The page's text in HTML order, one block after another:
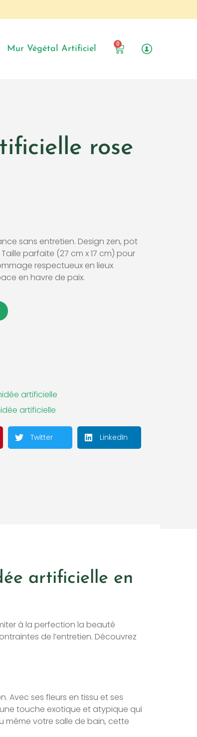
Mur Végétal Artificiel
0
rose
sans entretien. Design zen, pot
parfaite (27 cm x 17 cm) pour
respectueux en lieux
en havre de paix.
artificielle
artificielle
Twitter LinkedIn
artificielle en
à la perfection la beauté
de l’entretien. Découvrez
Avec ses fleurs en tissu et ses
touche exotique et atypique qui
même votre salle de bain, cette